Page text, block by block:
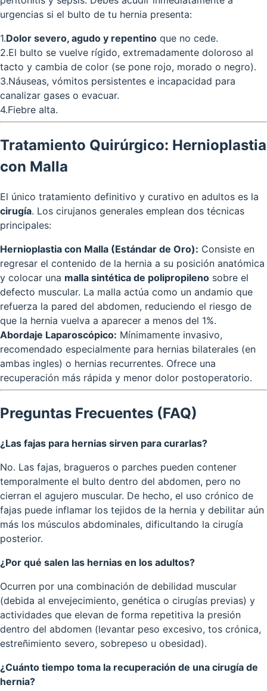
urgencias si el bulto de tu hernia presenta:
1.Dolor severo, agudo y repentino que no cede.
2.El bulto se vuelve rígido, extremadamente doloroso al
tacto y cambia de color (se pone rojo, morado o negro).
3.Náuseas, vómitos persistentes e incapacidad para
canalizar gases o evacuar.
4.Fiebre alta.
Tratamiento Quirúrgico: Hernioplastia
con Malla
El único tratamiento definitivo y curativo en adultos es la
cirugía. Los cirujanos generales emplean dos técnicas
principales:
Hernioplastia con Malla (Estándar de Oro): Consiste en
regresar el contenido de la hernia a su posición anatómica
y colocar una malla sintética de polipropileno sobre el
defecto muscular. La malla actúa como un andamio que
refuerza la pared del abdomen, reduciendo el riesgo de
que la hernia vuelva a aparecer a menos del 1%.
Abordaje Laparoscópico: Mínimamente invasivo,
recomendado especialmente para hernias bilaterales (en
ambas ingles) o hernias recurrentes. Ofrece una
recuperación más rápida y menor dolor postoperatorio.
Preguntas Frecuentes (FAQ)
¿Las fajas para hernias sirven para curarlas?
No. Las fajas, bragueros o parches pueden contener
temporalmente el bulto dentro del abdomen, pero no
cierran el agujero muscular. De hecho, el uso crónico de
fajas puede inflamar los tejidos de la hernia y debilitar aún
más los músculos abdominales, dificultando la cirugía
posterior.
¿Por qué salen las hernias en los adultos?
Ocurren por una combinación de debilidad muscular
(debida al envejecimiento, genética o cirugías previas) y
actividades que elevan de forma repetitiva la presión
dentro del abdomen (levantar peso excesivo, tos crónica,
estreñimiento severo, sobrepeso u obesidad).
¿Cuánto tiempo toma la recuperación de una cirugía de
hernia?